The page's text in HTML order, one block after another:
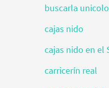
buscarla
cajas nido
cajas nido en el
carricerín real